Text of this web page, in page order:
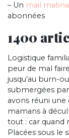
– Un mail
abonnées
1400
Logistique
peur de mal
jusqu’au burn-
submergées
avons réuni une
mamans à
tout : car quand
Placées sous le